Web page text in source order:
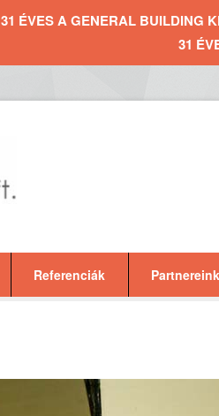
31 ÉVES A GENERAL BUILDING
31
Referenciák Partnereink